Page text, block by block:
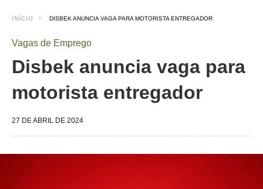
INÍCIO DISBEK ANUNCIA VAGA PARA MOTORISTA ENTREGADOR
Vagas de Emprego
Disbek anuncia vaga para
motorista entregador
27 DE ABRIL DE 2024